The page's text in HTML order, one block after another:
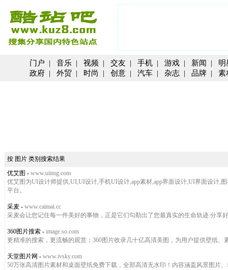
门户 | 音乐 | 视频 | 交友 | 手机 | 游戏 | 新闻 | 明
政府 | 外贸 | 时尚 | 创意 | 汽车 | 杂志 | 品牌 | 素
按 图片 类别搜索结果
优艾图 - www.uiimg.com
优艾图为UI设计师提供,UI,UI设计,手机UI设计,app素材,app界面设计,UI界面设计,
平台。
采麦 - www.caimai.cc
采麦会让您记住每一件美好的事物，正是它们勾勒出了您最真实的生命轨迹.分享
360图片搜索 - image.so.com
更精准的搜索，更流畅的观赏；360图片收录几十亿高清美图，为用户提供壁纸
天堂图片网 - www.ivsky.com
50万张高清图片素材和桌面壁纸免费下载，全部高清无水印！内容涵盖风景图片